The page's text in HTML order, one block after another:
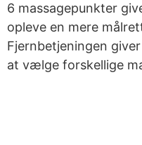
6 massagepunkter
opleve en mere
Fjernbetjeningen
at vælge forskellige